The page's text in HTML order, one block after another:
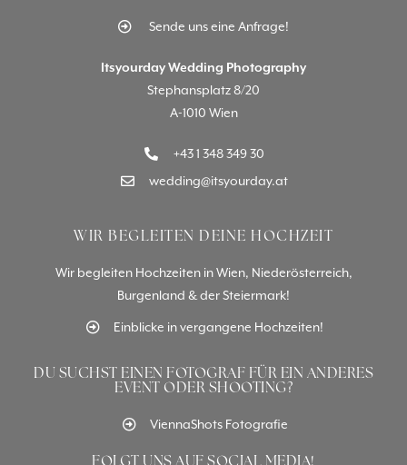
Sende uns eine Anfrage!
Itsyourday Wedding Photography
Stephansplatz 8/20
A-1010 Wien
+43 1 348 349 30
wedding@itsyourday.at
WIR BEGLEITEN DEINE HOCHZEIT
Wir begleiten Hochzeiten in Wien, Niederösterreich,
Burgenland & der Steiermark!
Einblicke in vergangene Hochzeiten!
DU SUCHST EINEN FOTOGRAF FÜR EIN ANDERES
EVENT ODER SHOOTING?
ViennaShots Fotografie
FOLGT UNS AUF SOCIAL MEDIA!